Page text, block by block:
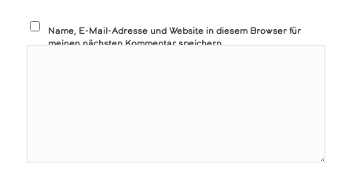
Name, E-Mail-Adresse und Website in diesem Browser für
meinen nächsten Kommentar speichern.